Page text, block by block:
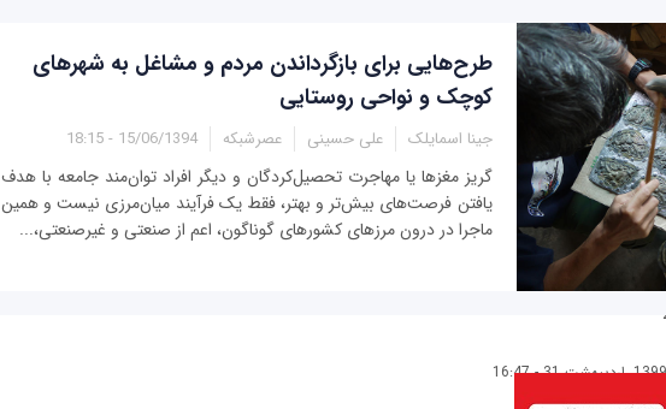
طرح‌هایی برای بازگرداندن مردم و مشاغل به شهرهای
کوچک و نواحی روستایی
جینا اسمایلک علی حسينی عصرشبکه 15/06/1394 - 18:15
گريز مغزها يا مهاجرت تحصيل‌کردگان و ديگر افراد توان‌مند جامعه با هدف
يافتن فرصت‌های بيش‌تر و بهتر، فقط يک فرآيند ميان‌مرزی نيست و همين
ماجرا در درون مرزهای کشورهای گوناگون، اعم از صنعتی و غيرصنعتی،...